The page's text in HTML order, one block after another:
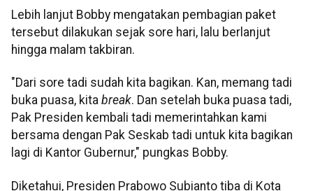
Lebih lanjut Bobby mengatakan pembagian paket
tersebut dilakukan sejak sore hari, lalu berlanjut
hingga malam takbiran.
"Dari sore tadi sudah kita bagikan. Kan, memang tadi
buka puasa, kita break. Dan setelah buka puasa tadi,
Pak Presiden kembali tadi memerintahkan kami
bersama dengan Pak Seskab tadi untuk kita bagikan
lagi di Kantor Gubernur," pungkas Bobby.
Diketahui, Presiden Prabowo Subianto tiba di Kota